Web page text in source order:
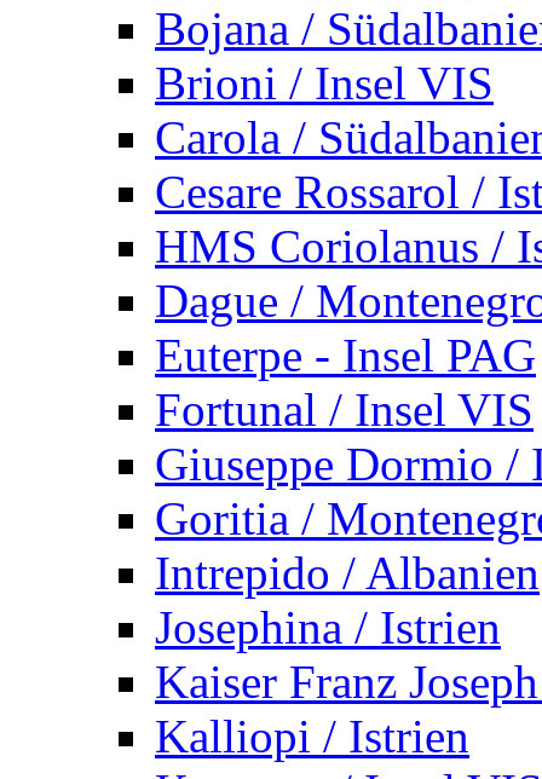
Bojana /
Brioni / Insel VIS
Carola /
Cesare Rossarol /
HMS Coriolanus /
Dague /
Euterpe - Insel PAG
Fortunal / Insel VIS
Giuseppe Dormio /
Goritia /
Intrepido / Albanien
Josephina / Istrien
Kaiser Franz
Kalliopi / Istrien